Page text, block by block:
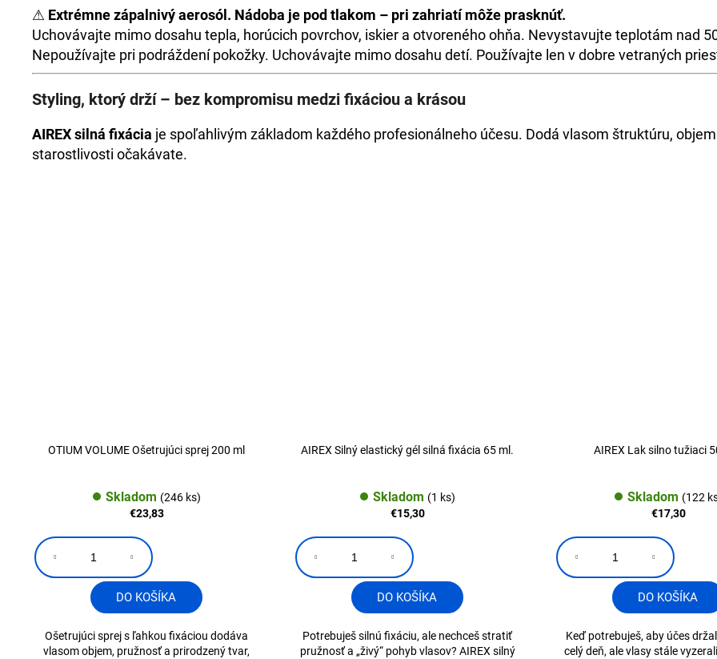
⚠ Extrémne zápalnivý aerosól. Nádoba je pod tlakom – pri zahriatí môže prasknúť.
Uchovávajte mimo dosahu tepla, horúcich povrchov, iskier a otvoreného ohňa. Nevystavujte teplotám nad
Nepoužívajte pri podráždení pokožky. Uchovávajte mimo dosahu detí. Používajte len v dobre vetraných
Styling, ktorý drží – bez kompromisu medzi fixáciou a krásou
AIREX silná fixácia je spoľahlivým základom každého profesionálneho účesu. Dodá vlasom štruktúru,
starostlivosti očakávate.
OTIUM VOLUME Ošetrujúci sprej 200 ml
Skladom (246 ks)
€23,83
DO KOŠÍKA
Ošetrujúci sprej s ľahkou fixáciou dodáva
vlasom objem, pružnosť a prirodzený tvar,
AIREX Silný elastický gél silná fixácia 65 ml.
Skladom (1 ks)
€15,30
DO KOŠÍKA
Potrebuješ silnú fixáciu, ale nechceš stratiť
pružnosť a „živý“ pohyb vlasov? AIREX silný
AIREX Lak silno tužiaci
Skladom (122
€17,30
DO KOŠÍKA
Keď potrebuješ, aby účes
celý deň, ale vlasy stále